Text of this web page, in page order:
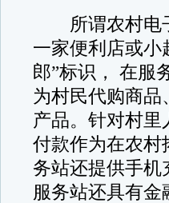
所谓农村电子
一家便利店或小
郎”标识， 在服
为村民代购商品
产品。针对村
付款作为在农村
务站还提供手机
服务站还具有金